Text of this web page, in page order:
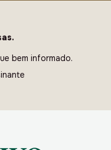
bem informado.